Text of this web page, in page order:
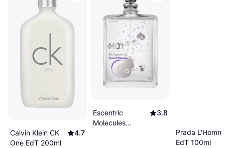
Calvin Klein CK
One EdT 200ml
4.7
Escentric
Molecules
3.8
Prada
EdT 100ml